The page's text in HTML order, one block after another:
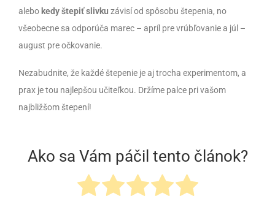
alebo kedy štepiť slivku závisí od spôsobu štepenia, no
všeobecne sa odporúča marec – apríl pre vrúbľovanie a júl –
august pre očkovanie.
Nezabudnite, že každé štepenie je aj trocha experimentom, a
prax je tou najlepšou učiteľkou. Držíme palce pri vašom
najbližšom štepení!
Ako sa Vám páčil tento článok?